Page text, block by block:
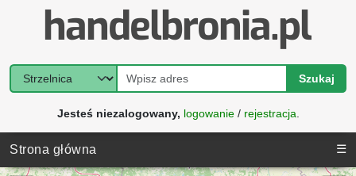
Szukaj
Jesteś niezalogowany, logowanie/ rejestracja
Strona główna ☰